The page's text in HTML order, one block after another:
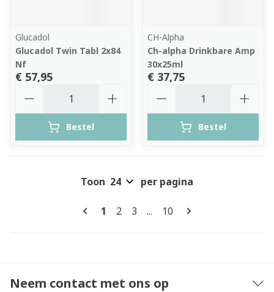
Glucadol
Glucadol Twin Tabl 2x84
Nf
€ 57,95
Bestel
CH-Alpha
Ch-alpha Drinkbare Amp
30x25ml
€ 37,75
Bestel
Pagina's
U lees momenteel pagina
1 Pagina
2 Pagina
3 ... Pagina
10
Toon per pagina
Neem contact met ons op